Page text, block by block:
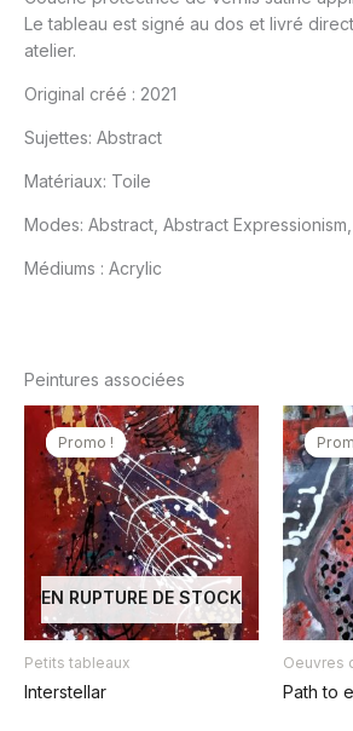
Le tableau est signé au dos et livré
atelier.
Original créé : 2021
Sujettes: Abstract
Matériaux: Toile
Modes: Abstract, Abstract
Médiums : Acrylic
Peintures associées
Promo !
EN RUPTURE DE STOCK
Promo !
Petits tableaux
Interstellar
Oeuvres
Path to